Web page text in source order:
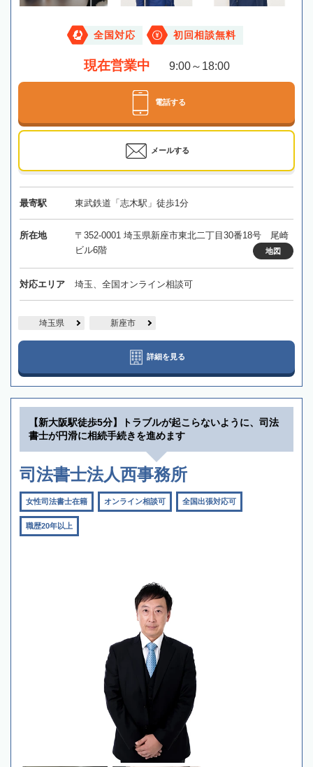
全国対応 初回相談無料
現在営業中 9:00～18:00
電話する
メールする
最寄駅 東武鉄道「志木駅」徒歩1分
所在地
〒352-0001 埼玉県新座市東北二丁目30番18号 尾崎
ビル6階
地図
対応エリア 埼玉、全国オンライン相談可
埼玉県 新座市
詳細を見る
【新大阪駅徒歩5分】トラブルが起こらないように、司法
書士が円滑に相続手続きを進めます
司法書士法人西事務所
女性司法書士在籍 オンライン相談可 全国出張対応可
職歴20年以上